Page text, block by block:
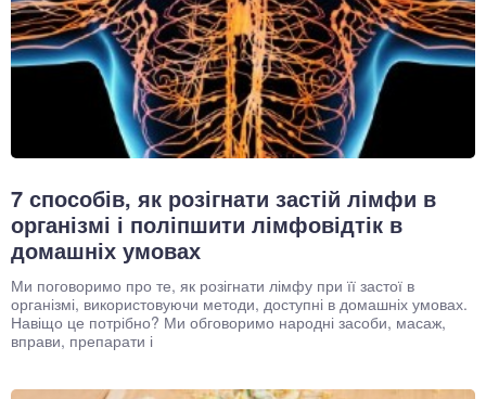
7 способів, як розігнати застій лімфи в
організмі і поліпшити лімфовідтік в
домашніх умовах
Ми поговоримо про те, як розігнати лімфу при її застої в
організмі, використовуючи методи, доступні в домашніх умовах.
Навіщо це потрібно? Ми обговоримо народні засоби, масаж,
вправи, препарати і